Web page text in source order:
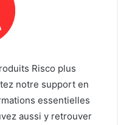
Risco plus
notre support en
essentielles
aussi y retrouver